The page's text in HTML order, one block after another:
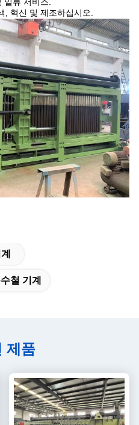
혁신 및 제조하십시오.
철 기계
제품